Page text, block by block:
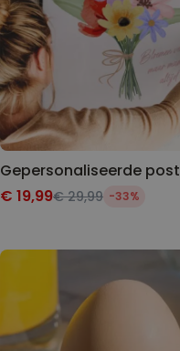
€ 19,99€ 29,99 -33%